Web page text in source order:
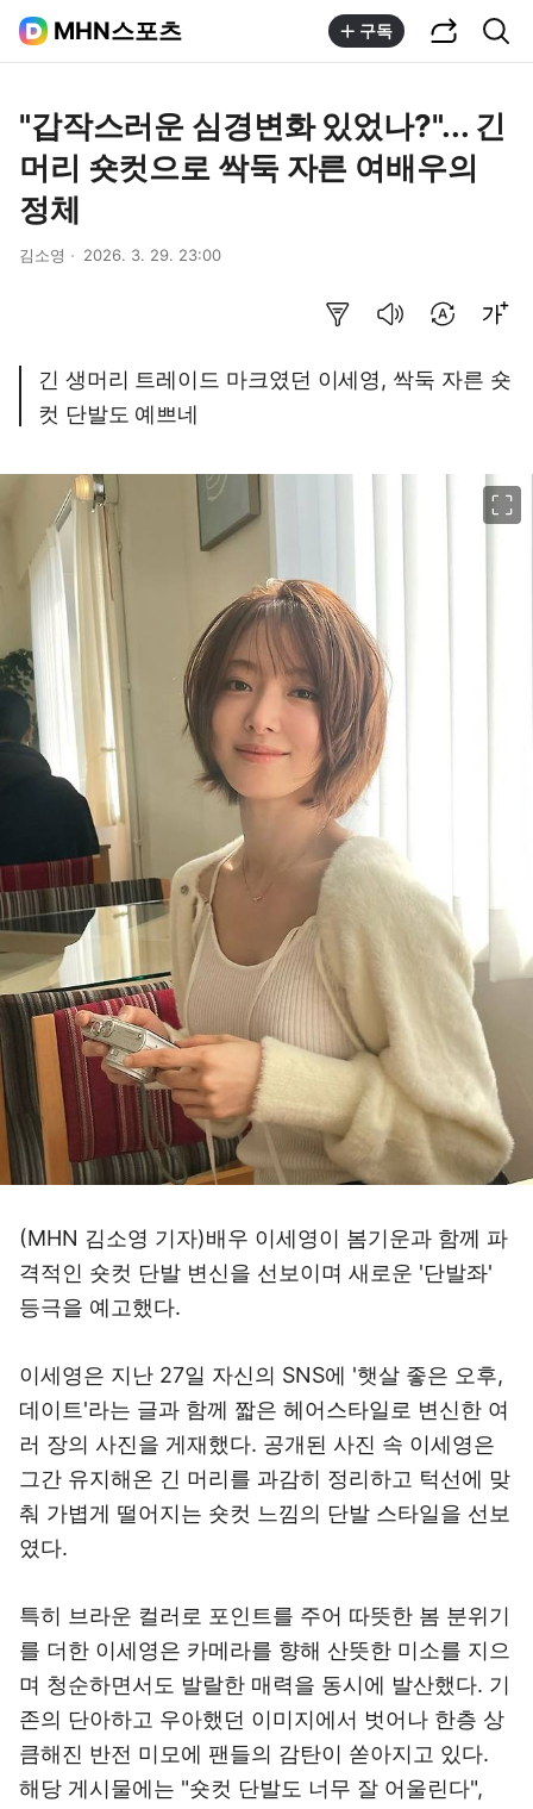
MHN스포츠 구독
"갑작스러운 심경변화 있었나?"... 긴
머리 숏컷으로 싹둑 자른 여배우의
정체
김소영 2026. 3. 29. 23:00
긴 생머리 트레이드 마크였던 이세영, 싹둑 자른 숏
컷 단발도 예쁘네
(MHN 김소영 기자)배우 이세영이 봄기운과 함께 파
격적인 숏컷 단발 변신을 선보이며 새로운 '단발좌'
등극을 예고했다.
이세영은 지난 27일 자신의 SNS에 '햇살 좋은 오후,
데이트'라는 글과 함께 짧은 헤어스타일로 변신한 여
러 장의 사진을 게재했다. 공개된 사진 속 이세영은
그간 유지해온 긴 머리를 과감히 정리하고 턱선에 맞
춰 가볍게 떨어지는 숏컷 느낌의 단발 스타일을 선보
였다.
특히 브라운 컬러로 포인트를 주어 따뜻한 봄 분위기
를 더한 이세영은 카메라를 향해 산뜻한 미소를 지으
며 청순하면서도 발랄한 매력을 동시에 발산했다. 기
존의 단아하고 우아했던 이미지에서 벗어나 한층 상
큼해진 반전 미모에 팬들의 감탄이 쏟아지고 있다.
해당 게시물에는 "숏컷 단발도 너무 잘 어울린다",